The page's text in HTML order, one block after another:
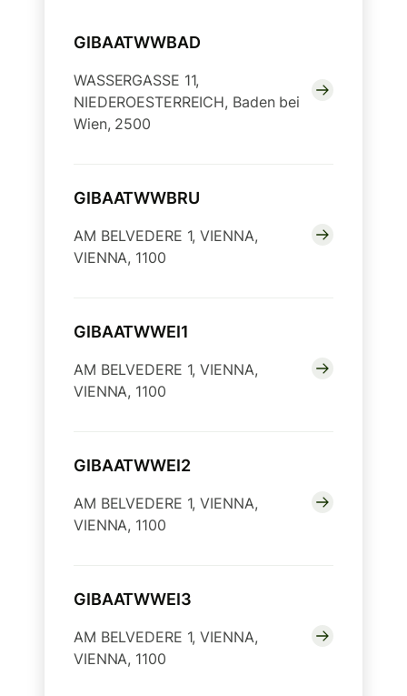
GIBAATWWBAD
WASSERGASSE 11,
NIEDEROESTERREICH, Baden bei
Wien, 2500
GIBAATWWBRU
AM BELVEDERE 1, VIENNA,
VIENNA, 1100
GIBAATWWEI1
AM BELVEDERE 1, VIENNA,
VIENNA, 1100
GIBAATWWEI2
AM BELVEDERE 1, VIENNA,
VIENNA, 1100
GIBAATWWEI3
AM BELVEDERE 1, VIENNA,
VIENNA, 1100